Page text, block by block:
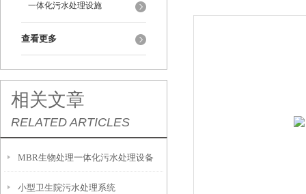
一体化污水处理设施
查看更多
相关文章
RELATED ARTICLES
MBR生物处理一体化污水处理设备
小型卫生院污水处理系统